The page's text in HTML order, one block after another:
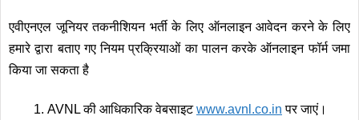
एवीएनएल जूनियर तकनीशियन भर्ती के लिए ऑनलाइन आवेदन करने के लिए
हमारे द्वारा बताए गए नियम प्रक्रियाओं का पालन करके ऑनलाइन फॉर्म जमा
किया जा सकता है
AVNL की आधिकारिक वेबसाइटwww.avnl .co.in पर जाएं।